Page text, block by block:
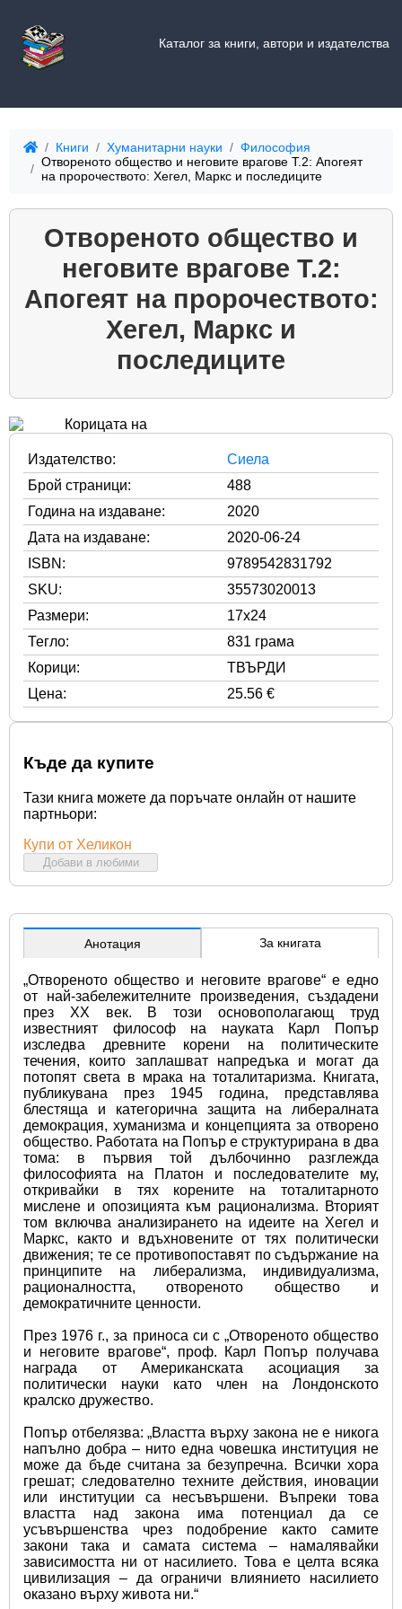
Каталог за книги, автори и издателства
Книги Хуманитарни науки
Философия
Отвореното общество и неговите врагове Т.2: Апогеят
на пророчеството: Хегел, Маркс и последиците
Отвореното общество и
неговите врагове Т.2:
Апогеят на пророчеството:
Хегел, Маркс и
последиците
Издателство:
Сиела
Брой страници:
488
Година на издаване:
2020
Дата на издаване:
2020-06-24
ISBN:
9789542831792
SKU:
35573020013
Размери:
17x24
Тегло:
831 грама
Корици:
ТВЪРДИ
Цена:
25.56 €
Къде да купите
Тази книга можете да поръчате онлайн от нашите
партньори:
Купи от Хеликон
Добави в любими
Анотация За книгата
„Отвореното общество и неговите врагове“ е едно
от най-забележителните произведения, създадени
през XX век. В този основополагающ труд
известният философ на науката Карл Попър
изследва древните корени на политическите
течения, които заплашват напредъка и могат да
потопят света в мрака на тоталитаризма. Книгата,
публикувана през 1945 година, представлява
блестяща и категорична защита на либералната
демокрация, хуманизма и концепцията за отворено
общество. Работата на Попър е структурирана в два
тома: в първия той дълбочинно разглежда
философията на Платон и последователите му,
откривайки в тях корените на тоталитарното
мислене и опозицията към рационализма. Вторият
том включва анализирането на идеите на Хегел и
Маркс, както и вдъхновените от тях политически
движения; те се противопоставят по съдържание на
принципите на либерализма, индивидуализма,
рационалността, отвореното общество и
демократичните ценности.
През 1976 г., за приноса си с „Отвореното общество
и неговите врагове“, проф. Карл Попър получава
награда от Американската асоциация за
политически науки като член на Лондонското
кралско дружество.
Попър отбелязва: „Властта върху закона не е никога
напълно добра – нито една човешка институция не
може да бъде считана за безупречна. Всички хора
грешат; следователно техните действия, иновации
или институции са несъвършени. Въпреки това
властта над закона има потенциал да се
усъвършенства чрез подобрение както самите
закони така и самата система – намалявайки
зависимостта ни от насилието. Това е целта всяка
цивилизация – да ограничи влиянието насилието
оказано върху живота ни.“